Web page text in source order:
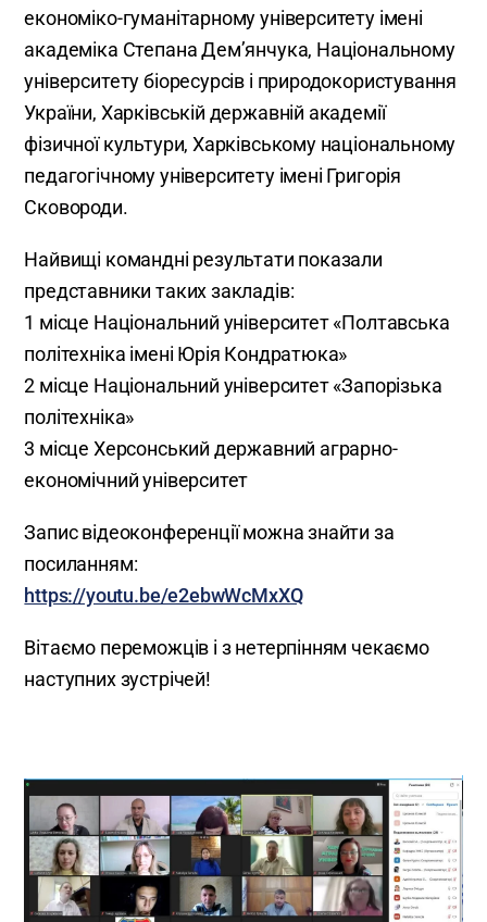
економіко-гуманітарному університету імені
академіка Степана Дем’янчука, Національному
університету біоресурсів і природокористування
України, Харківській державній академії
фізичної культури, Харківському національному
педагогічному університету імені Григорія
Сковороди.
Найвищі командні результати показали
представники таких закладів:
1 місце Національний університет «Полтавська
політехніка імені Юрія Кондратюка»
2 місце Національний університет «Запорізька
політехніка»
3 місце Херсонський державний аграрно-
економічний університет
Запис відеоконференції можна знайти за
посиланням:
https://youtu.be/e2ebwWcMxXQ
Вітаємо переможців і з нетерпінням чекаємо
наступних зустрічей!